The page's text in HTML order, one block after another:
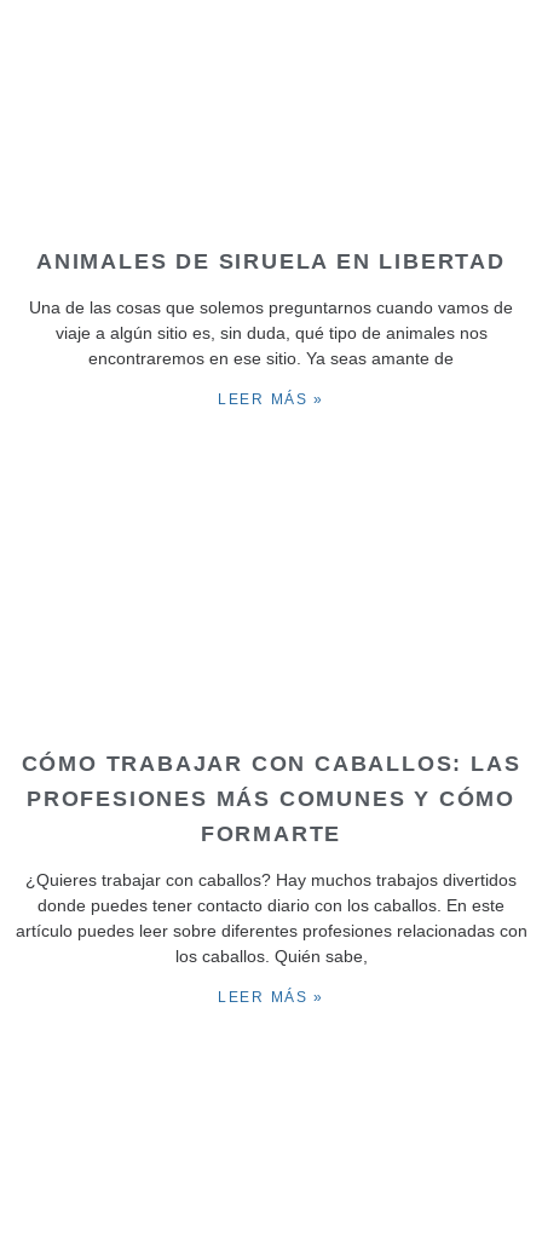
ANIMALES DE SIRUELA EN LIBERTAD
Una de las cosas que solemos preguntarnos cuando vamos de
viaje a algún sitio es, sin duda, qué tipo de animales nos
encontraremos en ese sitio. Ya seas amante de
LEER MÁS »
CÓMO TRABAJAR CON CABALLOS: LAS
PROFESIONES MÁS COMUNES Y CÓMO
FORMARTE
¿Quieres trabajar con caballos? Hay muchos trabajos divertidos
donde puedes tener contacto diario con los caballos. En este
artículo puedes leer sobre diferentes profesiones relacionadas con
los caballos. Quién sabe,
LEER MÁS »